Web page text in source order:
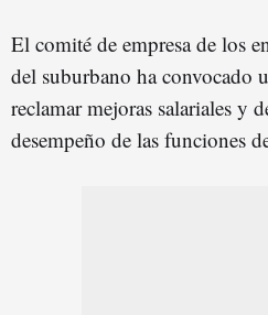
El comité de empresa de los
del suburbano ha convocado
reclamar mejoras salariales y
desempeño de las funciones